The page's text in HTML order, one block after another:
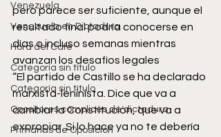
Venezuela
Venezuela en Dictadura
Hora del Café
Categoría sin título
Categoría sin título
Opositores cómplices de dictadura
Primarias de Oposición
pero parece ser suficiente, aunque el
resultado final podría conocerse en
días o incluso semanas mientras
avanzan los desafíos legales
“El partido de Castillo se ha declarado
marxista-leninista. Dice que va a
cambiar la Constitución, que va a
expropiar. Si lo hace ya no te debería